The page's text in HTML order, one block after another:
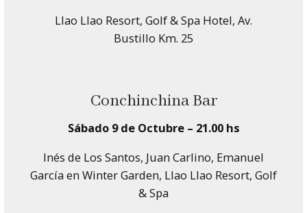
Llao Llao Resort, Golf & Spa Hotel, Av.
Bustillo Km. 25
Conchinchina Bar
Sábado 9 de Octubre – 21.00 hs
Inés de Los Santos, Juan Carlino, Emanuel
García en Winter Garden, Llao Llao Resort, Golf
& Spa